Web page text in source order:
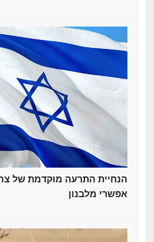
הנחיית התרעה מוקדמת של
אפשרי מלבנון